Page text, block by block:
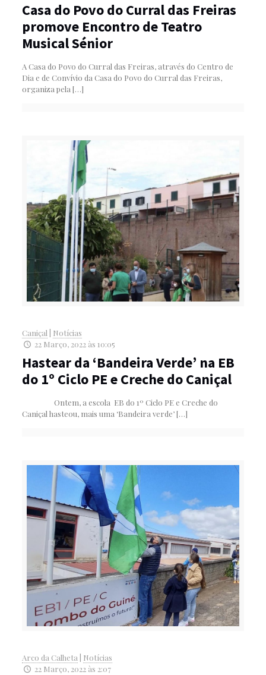
Casa do Povo do Curral das Freiras
promove Encontro de Teatro
Musical Sénior
A Casa do Povo do Curral das Freiras, através do Centro de
Dia e de Convívio da Casa do Povo do Curral das Freiras,
organiza pela […]
Caniçal
Notícias
22 Março, 2022 às 10:05
Hastear da ‘Bandeira Verde’ na EB
do 1º Ciclo PE e Creche do Caniçal
Ontem, a escola EB do 1º Ciclo PE e Creche do
Caniçal hasteou, mais uma ‘Bandeira verde’[…]
Arco da Calheta
Notícias
22 Março, 2022 às 2:07